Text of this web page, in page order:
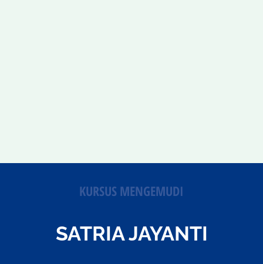
KURSUS MENGEMUDI
SATRIA JAYANTI